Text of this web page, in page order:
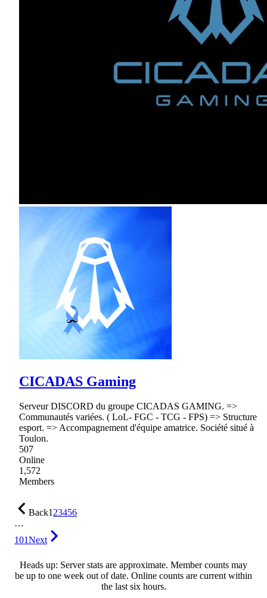
CICADAS Gaming
Serveur DISCORD du groupe CICADAS GAMING. =>
Communautés variées. ( LoL- FGC - TCG - FPS) => Structure
esport. => Accompagnement d'équipe amatrice. Société situé à
Toulon.
507
Online
1,572
Members
Back123456
…
101Next
Heads up: Server stats are approximate. Member counts may
be up to one week out of date. Online counts are current within
the last six hours.